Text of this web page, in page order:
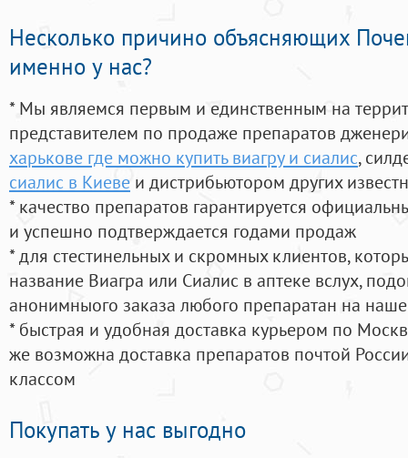
Несколько причино объясняющих
именно у нас?
* Мы являемся первым и единственным на
представителем по продаже препаратов
харькове где можно купить виагру и сиалис,
сиалис в Киеве и дистрибьютором других
* качество препаратов гарантируется
и успешно подтверждается годами продаж
* для стестинельных и скромных клиентов,
название Виагра или Сиалис в аптеке вслух,
анонимныого заказа любого препаратан на
* быстрая и удобная доставка курьером по
же возможна доставка препаратов почтой
классом
Покупать у нас выгодно